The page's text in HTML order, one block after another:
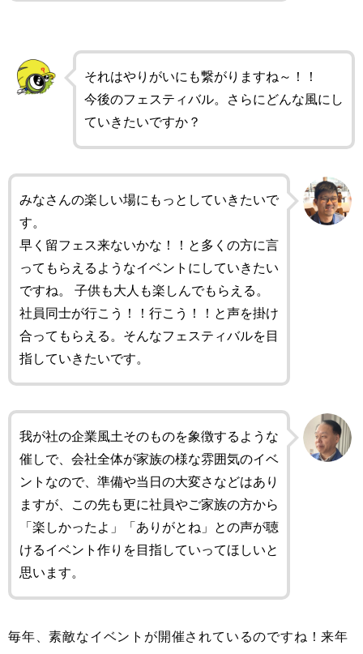
それはやりがいにも繋がりますね～！！
今後のフェスティバル。さらにどんな風にし
ていきたいですか？
みなさんの楽しい場にもっとしていきたいで
す。
早く留フェス来ないかな！！と多くの方に言
ってもらえるようなイベントにしていきたい
ですね。 子供も大人も楽しんでもらえる。
社員同士が行こう！！行こう！！と声を掛け
合ってもらえる。そんなフェスティバルを目
指していきたいです。
我が社の企業風土そのものを象徴するような
催しで、会社全体が家族の様な雰囲気のイベ
ントなので、準備や当日の大変さなどはあり
ますが、この先も更に社員やご家族の方から
「楽しかったよ」「ありがとね」との声が聴
けるイベント作りを目指していってほしいと
思います。
毎年、素敵なイベントが開催されているのですね！来年